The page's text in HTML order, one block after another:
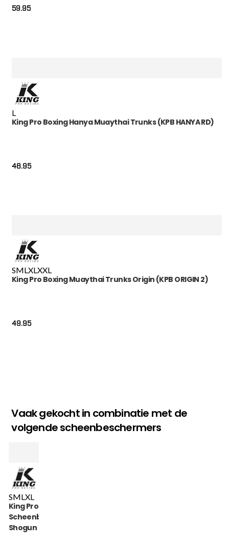
59.95
L
King Pro Boxing Hanya Muaythai Trunks (KPB HANYA RD)
48.95
SMLXLXXL
King Pro Boxing Muaythai Trunks Origin (KPB ORIGIN 2)
49.95
Vaak gekocht in combinatie met de
volgende scheenbeschermers
SMLXL
King Pro Boxing
Scheenbeschermers
Shogun Series (KPB